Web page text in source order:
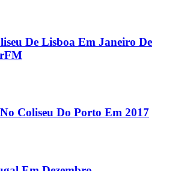
De Lisboa Em Janeiro De
Coliseu Do Porto Em 2017